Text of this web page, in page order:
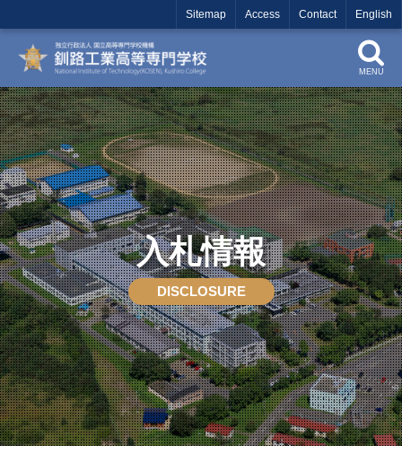
Sitemap Access Contact English
MENU
入札情報
DISCLOSURE